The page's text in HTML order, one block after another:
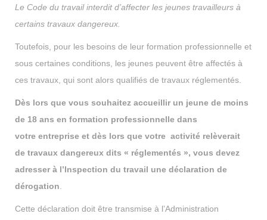
Le Code du travail interdit d’affecter les jeunes travailleurs à
certains travaux dangereux.
Toutefois, pour les besoins de leur formation professionnelle et
sous certaines conditions, les jeunes peuvent être affectés à
ces travaux, qui sont alors qualifiés de travaux réglementés.
Dès lors que vous souhaitez accueillir un jeune de moins
de 18 ans en formation professionnelle dans
votre entreprise et dès lors que votre activité relèverait
de travaux dangereux dits « réglementés », vous devez
adresser à l’Inspection du travail une déclaration de
dérogation
Cette déclaration doit être transmise à l’Administration